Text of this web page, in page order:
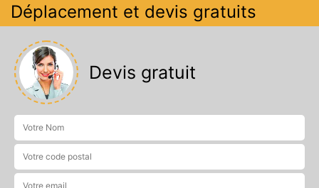
Déplacement et devis gratuits
Devis gratuit